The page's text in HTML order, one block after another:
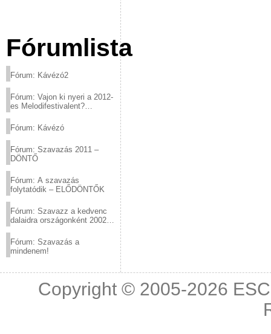
Fórumlista
Fórum: Kávézó2
Fórum: Vajon ki nyeri a 2012-
es Melodifestivalent?
Fórum: Kávézó
Fórum: Szavazás 2011 –
DÖNTŐ
Fórum: A szavazás
folytatódik – ELŐDÖNTŐK
Fórum: Szavazz a kedvenc
dalaidra országonként 2002
Fórum: Szavazás a
mindenem!
Copyright © 2005-2026